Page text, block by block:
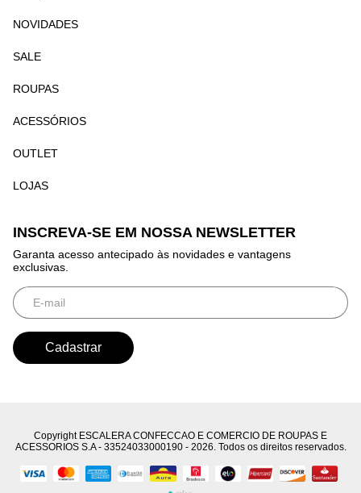
NOVIDADES
SALE
ROUPAS
ACESSÓRIOS
OUTLET
LOJAS
INSCREVA-SE EM NOSSA NEWSLETTER
Garanta acesso antecipado às novidades e vantagens
exclusivas.
Copyright ESCALERA CONFECCAO E COMERCIO DE ROUPAS E
ACESSORIOS S.A - 33524033000190 - 2026. Todos os direitos reservados.